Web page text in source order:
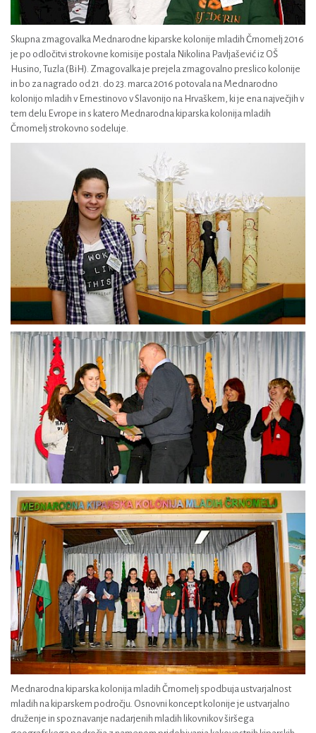
Skupna zmagovalka Mednarodne kiparske kolonije mladih Črnomelj 2016
je po odločitvi strokovne komisije postala Nikolina Pavljašević iz OŠ
Husino, Tuzla (BiH). Zmagovalka je prejela zmagovalno preslico kolonije
in bo za nagrado od 21. do 23. marca 2016 potovala na Mednarodno
kolonijo mladih v Ernestinovo v Slavonijo na Hrvaškem, ki je ena največjih v
tem delu Evrope in s katero Mednarodna kiparska kolonija mladih
Črnomelj strokovno sodeluje.
Mednarodna kiparska kolonija mladih Črnomelj spodbuja ustvarjalnost
mladih na kiparskem področju. Osnovni koncept kolonije je ustvarjalno
druženje in spoznavanje nadarjenih mladih likovnikov širšega